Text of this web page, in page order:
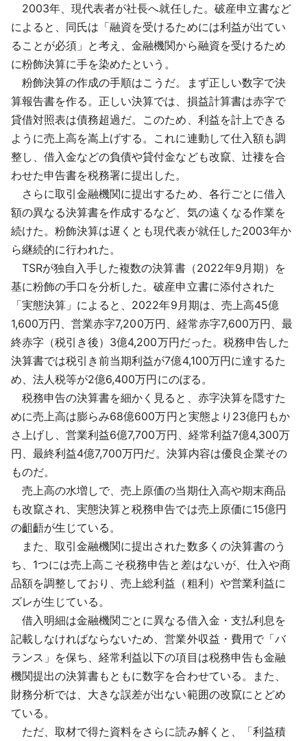
2003年、現代表者が社長へ就任した。破産申立書など
によると、同氏は「融資を受けるためには利益が出てい
ることが必須」と考え、金融機関から融資を受けるため
に粉飾決算に手を染めたという。
粉飾決算の作成の手順はこうだ。まず正しい数字で決
算報告書を作る。正しい決算では、損益計算書は赤字で
貸借対照表は債務超過だ。このため、利益を計上できる
ように売上高を嵩上げする。これに連動して仕入額も調
整し、借入金などの負債や貸付金なども改竄、辻褄を合
わせた申告書を税務署に提出した。
さらに取引金融機関に提出するため、各行ごとに借入
額の異なる決算書を作成するなど、気の遠くなる作業を
続けた。粉飾決算は遅くとも現代表が就任した2003年か
ら継続的に行われた。
TSRが独自入手した複数の決算書（2022年9月期）を
基に粉飾の手口を分析した。破産申立書に添付された
「実態決算」によると、2022年9月期は、売上高45億
1,600万円、営業赤字7,200万円、経常赤字7,600万円、最
終赤字（税引き後）3億4,200万円だった。税務申告した
決算書では税引き前当期利益が7億4,100万円に達するた
め、法人税等が2億6,400万円にのぼる。
税務申告の決算書を細かく見ると、赤字決算を隠すた
めに売上高は膨らみ68億600万円と実態より23億円もか
さ上げし、営業利益6億7,700万円、経常利益7億4,300万
円、最終利益4億7,700万円だ。決算内容は優良企業その
ものだ。
売上高の水増しで、売上原価の当期仕入高や期末商品
も改竄され、実態決算と税務申告では売上原価に15億円
の齟齬が生じている。
また、取引金融機関に提出された数多くの決算書のう
ち、1つには売上高こそ税務申告と差はないが、仕入や商
品額を調整しており、売上総利益（粗利）や営業利益に
ズレが生じている。
借入明細は金融機関ごとに異なる借入金・支払利息を
記載しなければならないため、営業外収益・費用で「バ
ランス」を保ち、経常利益以下の項目は税務申告も金融
機関提出の決算書もともに数字を合わせている。また、
財務分析では、大きな誤差が出ない範囲の改竄にとどめ
ている。
ただ、取材で得た資料をさらに読み解くと、「利益積